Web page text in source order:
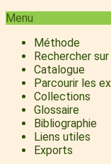
Menu
Méthode
Rechercher
Catalogue
Parcourir les
Collections
Glossaire
Bibliographie
Liens utiles
Exports